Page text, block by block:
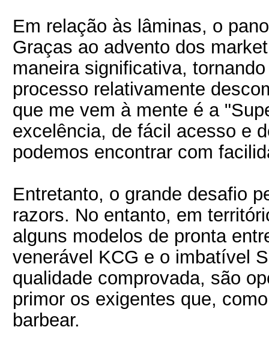
Em relação às lâminas, o
Graças ao advento dos
maneira significativa,
processo relativamente
que me vem à mente é a
excelência, de fácil acesso e
podemos encontrar com
Entretanto, o grande desafio
razors. No entanto, em
alguns modelos de pronta
venerável KCG e o imbatível
qualidade comprovada, são
primor os exigentes que,
barbear.